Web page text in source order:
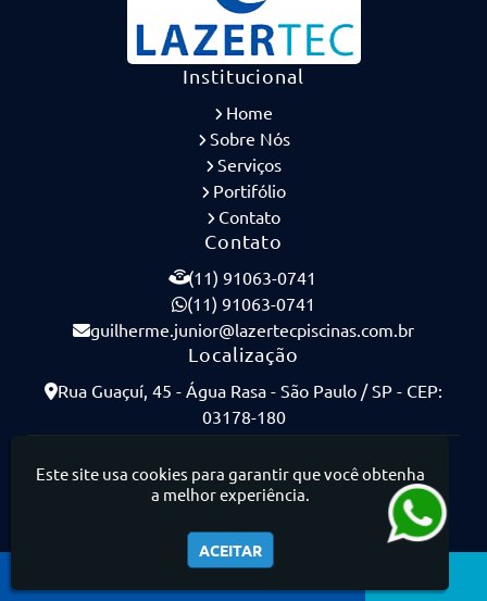
Institucional
Home
Sobre Nós
Serviços
Portifólio
Contato
Contato
(11) 91063-0741
(11) 91063-0741
guilherme.junior@lazertecpiscinas.com.br
Localização
Rua Guaçuí, 45 - Água Rasa - São Paulo / SP - CEP:
03178-180
Este site usa cookies para garantir que você obtenha
a melhor experiência.
ACEITAR